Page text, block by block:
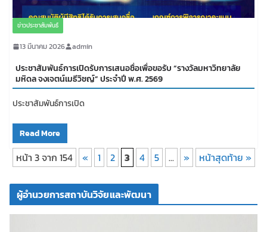
ข่าวประชาสัมพันธ์
13 มีนาคม 2026 admin
ประชาสัมพันธ์การเปิดรับการเสนอชื่อเพื่อขอรับ “รางวัลมหาวิทยาลัย
มหิดล จงเจตน์เมธีวิชญ์” ประจำปี พ.ศ. 2569
ประชาสัมพันธ์การเปิด
Read More
หน้า 3 จาก 154 « 1 2 3 4 5 ... » หน้าสุดท้าย »
ผู้อำนวยการสถาบันวิจัยและพัฒนา